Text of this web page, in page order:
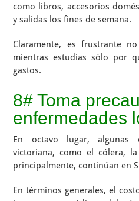
como libros, accesorios
y salidas los fines de semana.
Claramente, es frustrante
mientras estudias sólo por
gastos.
8# Toma
enfermedades
En octavo lugar, algunas
victoriana, como el cólera,
principalmente, continúan en
En términos generales, el